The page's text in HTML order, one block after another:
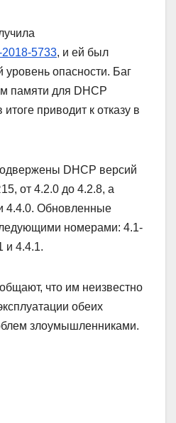
5733, и ей был
опасности. Баг
памяти для DHCP
приводит к отказу в
DHCP версий
от 4.2.0 до 4.2.8, а
4.4.0. Обновленные
номерами: 4.1-
и 4.4.1.
что им неизвестно
обеих
злоумышленниками.